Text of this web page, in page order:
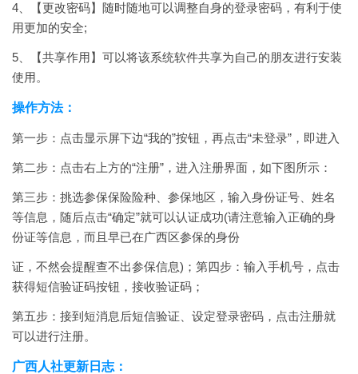
4、【更改密码】随时随地可以调整自身的登录密码，有利于使
用更加的安全;
5、【共享作用】可以将该系统软件共享为自己的朋友进行安装
使用。
操作方法：
第一步：点击显示屏下边“我的”按钮，再点击“未登录”，即进入
第二步：点击右上方的“注册”，进入注册界面，如下图所示：
第三步：挑选参保保险险种、参保地区，输入身份证号、姓名
等信息，随后点击“确定”就可以认证成功(请注意输入正确的身
份证等信息，而且早已在广西区参保的身份
证，不然会提醒查不出参保信息)；第四步：输入手机号，点击
获得短信验证码按钮，接收验证码；
第五步：接到短消息后短信验证、设定登录密码，点击注册就
可以进行注册。
广西人社更新日志：